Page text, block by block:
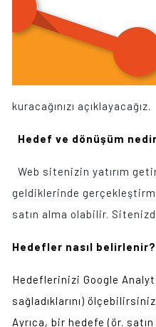
kuracağınızı açıklayacağız.
Hedef ve dönüşüm
Web sitenizin yatırım
geldiklerinde
satın alma olabilir.
Hedefler nasıl belirlenir?
Hedeflerinizi Google
sağladıklarını)
Ayrıca, bir hedefe (ör.